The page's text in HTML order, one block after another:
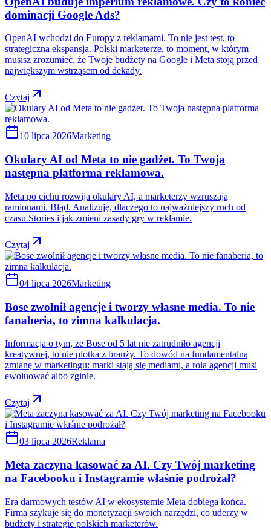
dominacji Google Ads?
OpenAI wchodzi do Europy z reklamami. To nie jest test, to
strategiczna ekspansja. Polski marketerze, to moment, w którym
musisz zrozumieć, że Twoje budżety na Google i Meta stoją przed
największym wstrząsem od dekady.
Czytaj
10 lipca 2026Marketing
Okulary AI od Meta to nie gadżet. To Twoja
następna platforma reklamowa.
Meta po cichu rozwija okulary AI, a marketerzy wzruszają
ramionami. Błąd. Analizuję, dlaczego to najważniejszy ruch od
czasu Stories i jak zmieni zasady gry w reklamie.
Czytaj
04 lipca 2026Marketing
Bose zwolnił agencje i tworzy własne media. To nie
fanaberia, to zimna kalkulacja.
Informacja o tym, że Bose od 5 lat nie zatrudniło agencji
kreatywnej, to nie plotka z branży. To dowód na fundamentalną
zmianę w marketingu: marki stają się mediami, a rola agencji musi
ewoluować albo zginie.
Czytaj
03 lipca 2026Reklama
Meta zaczyna kasować za AI. Czy Twój marketing
na Facebooku i Instagramie właśnie podrożał?
Era darmowych testów AI w ekosystemie Meta dobiega końca.
Firma szykuje się do monetyzacji swoich narzędzi, co uderzy w
budżety i strategie polskich marketerów.